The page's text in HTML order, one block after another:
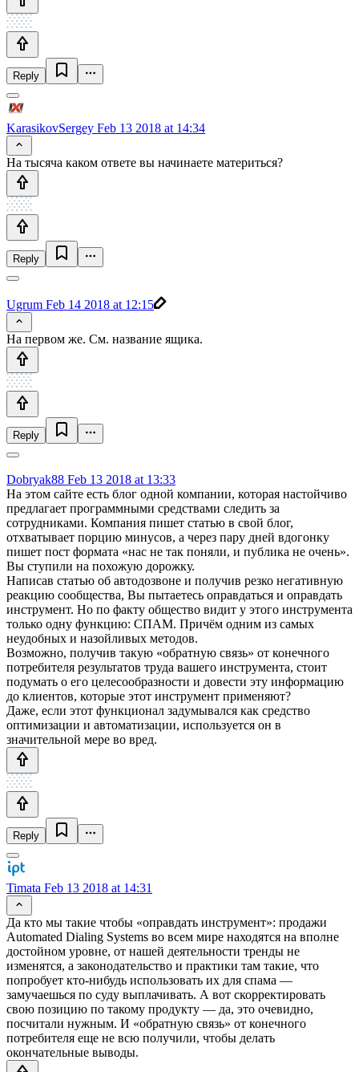
Reply
KarasikovSergey Feb 13 2018 at 14:34
На тысяча каком ответе вы начинаете материться?
Reply
Ugrum Feb 14 2018 at 12:15
На первом же. См. название ящика.
Reply
Dobryak88 Feb 13 2018 at 13:33
На этом сайте есть блог одной компании, которая настойчиво
предлагает программными средствами следить за
сотрудниками. Компания пишет статью в свой блог,
отхватывает порцию минусов, а через пару дней вдогонку
пишет пост формата «нас не так поняли, и публика не очень».
Вы ступили на похожую дорожку.
Написав статью об автодозвоне и получив резко негативную
реакцию сообщества, Вы пытаетесь оправдаться и оправдать
инструмент. Но по факту общество видит у этого инструмента
только одну функцию: СПАМ. Причём одним из самых
неудобных и назойливых методов.
Возможно, получив такую «обратную связь» от конечного
потребителя результатов труда вашего инструмента, стоит
подумать о его целесообразности и довести эту информацию
до клиентов, которые этот инструмент применяют?
Даже, если этот функционал задумывался как средство
оптимизации и автоматизации, используется он в
значительной мере во вред.
Reply
Timata Feb 13 2018 at 14:31
Да кто мы такие чтобы «оправдать инструмент»: продажи
Automated Dialing Systems во всем мире находятся на вполне
достойном уровне, от нашей деятельности тренды не
изменятся, а законодательство и практики там такие, что
попробует кто-нибудь использовать их для спама —
замучаешься по суду выплачивать. А вот скорректировать
свою позицию по такому продукту — да, это очевидно,
посчитали нужным. И «обратную связь» от конечного
потребителя еще не всю получили, чтобы делать
окончательные выводы.